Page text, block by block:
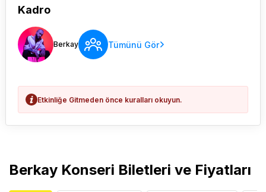
Kadro
Berkay Tümünü Gör
Etkinliğe Gitmeden önce kuralları okuyun.
Berkay Konseri Biletleri ve Fiyatları